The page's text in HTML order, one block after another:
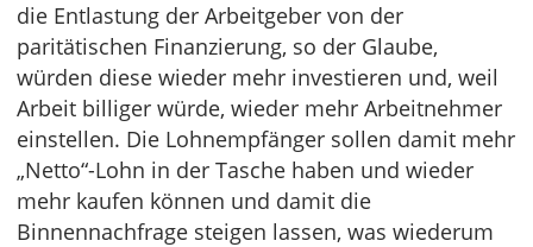
die Entlastung der Arbeitgeber von der
paritätischen Finanzierung, so der Glaube,
würden diese wieder mehr investieren und, weil
Arbeit billiger würde, wieder mehr Arbeitnehmer
einstellen. Die Lohnempfänger sollen damit mehr
„Netto“-Lohn in der Tasche haben und wieder
mehr kaufen können und damit die
Binnennachfrage steigen lassen, was wiederum